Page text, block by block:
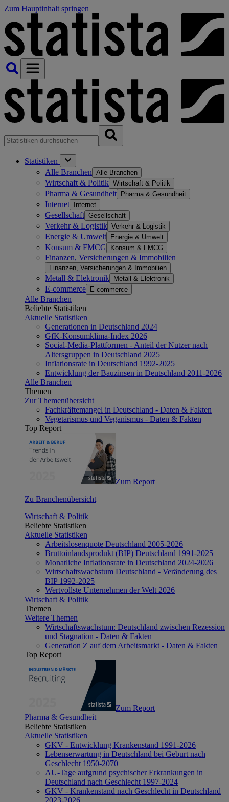
Zum Hauptinhalt springen
Statistiken
Alle Branchen Alle Branchen
Wirtschaft & Politik Wirtschaft & Politik
Pharma & Gesundheit Pharma & Gesundheit
Internet Internet
Gesellschaft Gesellschaft
Verkehr & Logistik Verkehr & Logistik
Energie & Umwelt Energie & Umwelt
Konsum & FMCG Konsum & FMCG
Finanzen, Versicherungen & Immobilien
Finanzen, Versicherungen & Immobilien
Metall & Elektronik Metall & Elektronik
E-commerce E-commerce
Alle Branchen
Beliebte Statistiken
Aktuelle Statistiken
Generationen in Deutschland 2024
GfK-Konsumklima-Index 2026
Social-Media-Plattformen - Anteil der Nutzer nach
Altersgruppen in Deutschland 2025
Inflationsrate in Deutschland 1992-2025
Entwicklung der Bauzinsen in Deutschland 2011-2026
Alle Branchen
Themen
Zur Themenübersicht
Fachkräftemangel in Deutschland - Daten & Fakten
Vegetarismus und Veganismus - Daten & Fakten
Top Report
Zum Report
Zu Branchenübersicht
Wirtschaft & Politik
Beliebte Statistiken
Aktuelle Statistiken
Arbeitslosenquote Deutschland 2005-2026
Bruttoinlandsprodukt (BIP) Deutschland 1991-2025
Monatliche Inflationsrate in Deutschland 2024-2026
Wirtschaftswachstum Deutschland - Veränderung des
BIP 1992-2025
Wertvollste Unternehmen der Welt 2026
Wirtschaft & Politik
Themen
Weitere Themen
Wirtschaftswachstum: Deutschland zwischen Rezession
und Stagnation - Daten & Fakten
Generation Z auf dem Arbeitsmarkt - Daten & Fakten
Top Report
Zum Report
Pharma & Gesundheit
Beliebte Statistiken
Aktuelle Statistiken
GKV - Entwicklung Krankenstand 1991-2026
Lebenserwartung in Deutschland bei Geburt nach
Geschlecht 1950-2070
AU-Tage aufgrund psychischer Erkrankungen in
Deutschland nach Geschlecht 1997-2024
GKV - Krankenstand nach Geschlecht in Deutschland
2023-2026